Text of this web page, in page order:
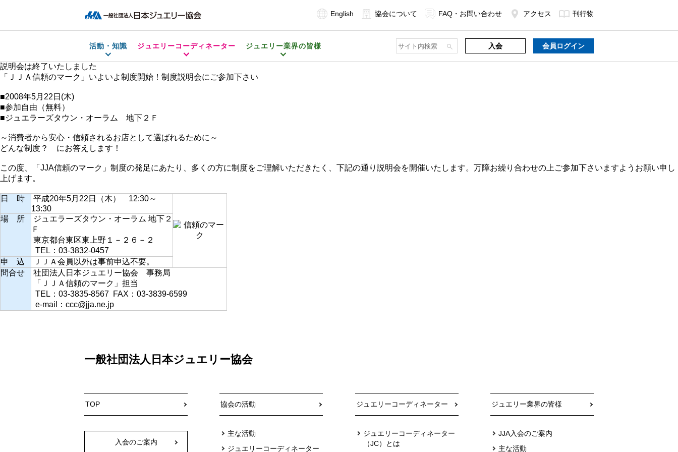
English 協会について FAQ・お問い合わせ アクセス 刊行物
活動・知識 ジュエリーコーディネーター ジュエリー業界の皆様 入会 会員ログイン
説明会は終了いたしました
「ＪＪＡ信頼のマーク」いよいよ制度開始！制度説明会にご参加下さい
■2008年5月22日(木)
■参加自由（無料）
■ジュエラーズタウン・オーラム 地下２Ｆ
～消費者から安心・信頼されるお店として選ばれるために～
どんな制度？ にお答えします！
この度、「JJA信頼のマーク」制度の発足にあたり、多くの方に制度をご理解いただきたく、下記の通り説明会を開催いたします。万障お繰り合わせの上ご参加下さいますようお願い申し
上げます。
日 時
平成20年5月22日（木） 12:30～
13:30
場 所
ジュエラーズタウン・オーラム 地下２
Ｆ
東京都台東区東上野１－２６－２
TEL：03-3832-0457
申 込
ＪＪＡ会員以外は事前申込不要。
問合せ
社団法人日本ジュエリー協会 事務局
「ＪＪＡ信頼のマーク」担当
TEL：03-3835-8567 FAX：03-3839-6599
e-mail：ccc@jja.ne.jp
一般社団法人日本ジュエリー協会
TOP
入会のご案内
協会の活動
主な活動
ジュエリーコーディネーター
ジュエリーコーディネーター
ジュエリーコーディネーター
（JC）とは
ジュエリー業界の皆様
JJA入会のご案内
主な活動